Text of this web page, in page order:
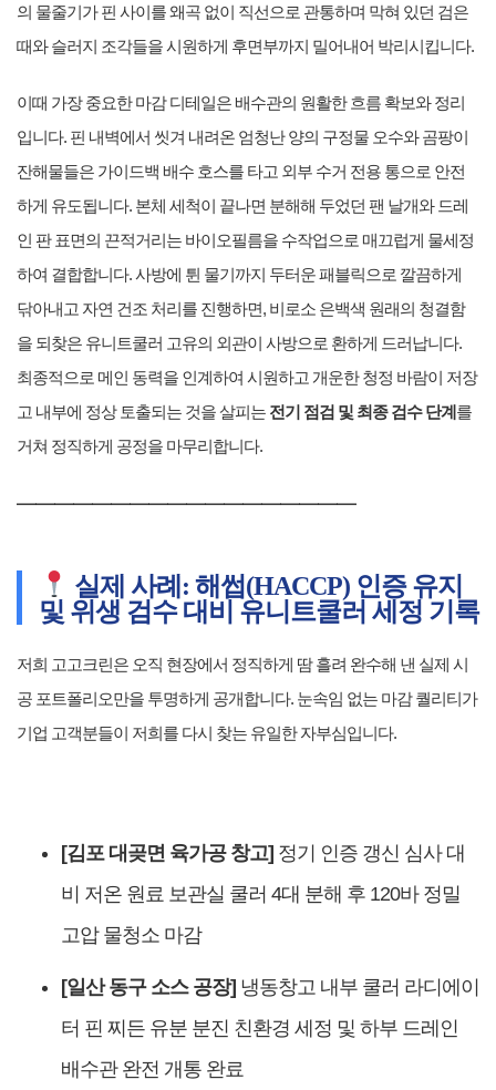
의 물줄기가 핀 사이를 왜곡 없이 직선으로 관통하며 막혀 있던 검은
때와 슬러지 조각들을 시원하게 후면부까지 밀어내어 박리시킵니다.
이때 가장 중요한 마감 디테일은 배수관의 원활한 흐름 확보와 정리
입니다. 핀 내벽에서 씻겨 내려온 엄청난 양의 구정물 오수와 곰팡이
잔해물들은 가이드백 배수 호스를 타고 외부 수거 전용 통으로 안전
하게 유도됩니다. 본체 세척이 끝나면 분해해 두었던 팬 날개와 드레
인 판 표면의 끈적거리는 바이오필름을 수작업으로 매끄럽게 물세정
하여 결합합니다. 사방에 튄 물기까지 두터운 패블릭으로 깔끔하게
닦아내고 자연 건조 처리를 진행하면, 비로소 은백색 원래의 청결함
을 되찾은 유니트쿨러 고유의 외관이 사방으로 환하게 드러납니다.
최종적으로 메인 동력을 인계하여 시원하고 개운한 청정 바람이 저장
고 내부에 정상 토출되는 것을 살피는 전기 점검 및 최종 검수 단계를
거쳐 정직하게 공정을 마무리합니다.
━━━━━━━━━━━━━━━━━━
실제 사례: 해썹(HACCP) 인증 유지
및 위생 검수 대비 유니트쿨러 세정 기록
저희 고고크린은 오직 현장에서 정직하게 땀 흘려 완수해 낸 실제 시
공 포트폴리오만을 투명하게 공개합니다. 눈속임 없는 마감 퀄리티가
기업 고객분들이 저희를 다시 찾는 유일한 자부심입니다.
[김포 대곶면 육가공 창고] 정기 인증 갱신 심사 대
비 저온 원료 보관실 쿨러 4대 분해 후 120바 정밀
고압 물청소 마감
[일산 동구 소스 공장] 냉동창고 내부 쿨러 라디에이
터 핀 찌든 유분 분진 친환경 세정 및 하부 드레인
배수관 완전 개통 완료